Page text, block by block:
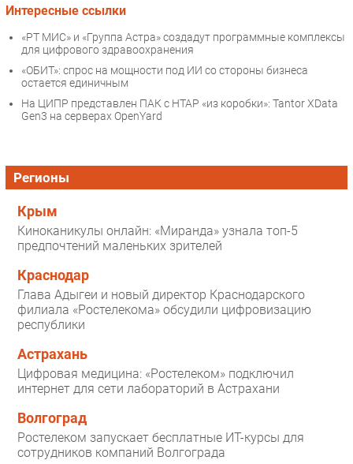
Интересные ссылки
«РТ МИС» и «Группа Астра» создадут программные комплексы
для цифрового здравоохранения
«ОБИТ»: спрос на мощности под ИИ со стороны бизнеса
остается единичным
На ЦИПР представлен ПАК с HTAP «из коробки»: Tantor XData
Gen3 на серверах OpenYard
Регионы
Крым
Киноканикулы онлайн: «Миранда» узнала топ-5
предпочтений маленьких зрителей
Краснодар
Глава Адыгеи и новый директор Краснодарского
филиала «Ростелекома» обсудили цифровизацию
республики
Астрахань
Цифровая медицина: «Ростелеком» подключил
интернет для сети лабораторий в Астрахани
Волгоград
Ростелеком запускает бесплатные ИТ-курсы для
сотрудников компаний Волгограда